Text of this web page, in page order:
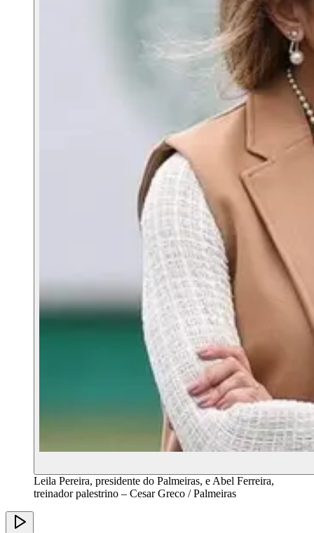
Leila Pereira, presidente do Palmeiras, e Abel Ferreira,
treinador palestrino – Cesar Greco / Palmeiras